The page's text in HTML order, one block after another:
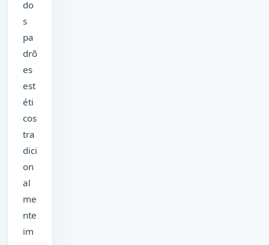
do
s
pa
drõ
es
est
éti
cos
tra
dici
on
al
me
nte
im